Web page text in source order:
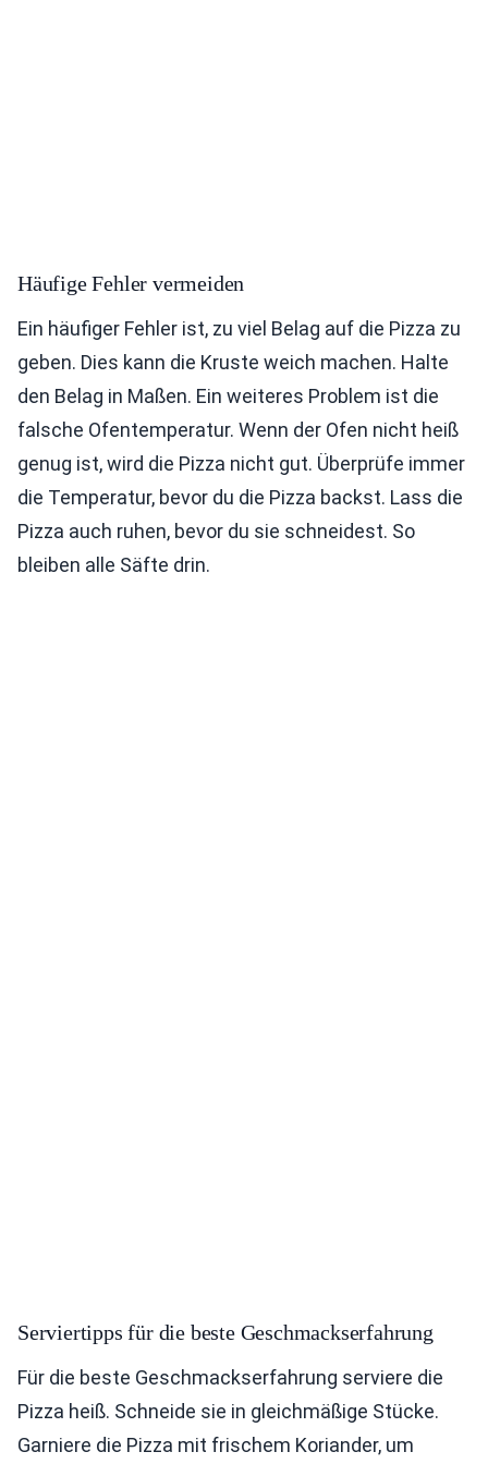
Häufige Fehler vermeiden
Ein häufiger Fehler ist, zu viel Belag auf die Pizza zu
geben. Dies kann die Kruste weich machen. Halte
den Belag in Maßen. Ein weiteres Problem ist die
falsche Ofentemperatur. Wenn der Ofen nicht heiß
genug ist, wird die Pizza nicht gut. Überprüfe immer
die Temperatur, bevor du die Pizza backst. Lass die
Pizza auch ruhen, bevor du sie schneidest. So
bleiben alle Säfte drin.
Serviertipps für die beste Geschmackserfahrung
Für die beste Geschmackserfahrung serviere die
Pizza heiß. Schneide sie in gleichmäßige Stücke.
Garniere die Pizza mit frischem Koriander, um